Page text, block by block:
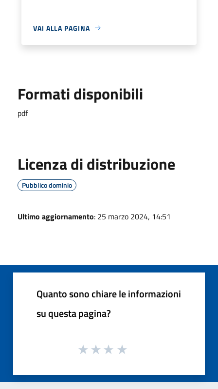
VAI ALLA PAGINA
Formati disponibili
pdf
Licenza di distribuzione
Pubblico dominio
Ultimo aggiornamento: 25 marzo 2024, 14:51
Quanto sono chiare le informazioni
su questa pagina?